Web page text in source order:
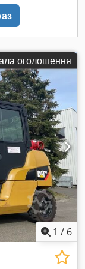
значних
та
Оснащений
камерами із
ДЕШЕВЕ
пакет
форми оплати: -
За оплату
транспорт із
ставку для
НАС!
та вантажні
Двигун: Модель:
турбонаддув,
(бл. 277 к.с.)
на низьких
оголошення
1 / 6